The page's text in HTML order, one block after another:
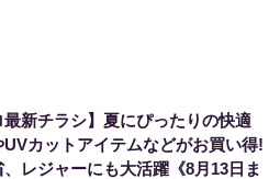
最新チラシ】夏にぴったりの快適
カットアイテムなどがお買い得!
レジャーにも大活躍《8月13日ま